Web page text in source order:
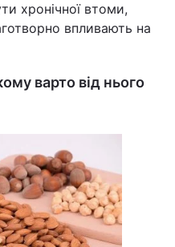
хронічної втоми,
впливають на
варто від нього